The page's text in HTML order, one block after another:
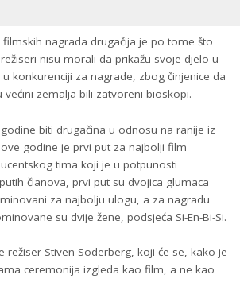
nagrada drugačija je po tome što
nisu morali da prikažu svoje djelo u
konkurenciji za nagrade, zbog činjenice da
većini zemalja bili zatvoreni bioskopi.
biti drugačina u odnosu na ranije iz
godine je prvi put za najbolji film
tima koji je u potpunosti
članova, prvi put su dvojica glumaca
za najbolju ulogu, a za nagradu
su dvije žene, podsjeća Si-En-Bi-Si.
režiser Stiven Soderberg, koji će se, kako je
ceremonija izgleda kao film, a ne kao